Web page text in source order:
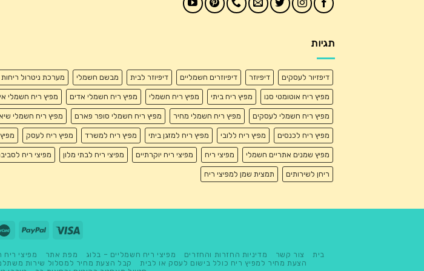
תגיות
דיפזיור לעסקים דיפיוזר דיפיוזרים חשמליים דיפיוזר לבית מבשם חשמלי מערכת ניטרול
מפיץ ריח אוטומטי סנו מפיץ ריח ביתי מפיץ ריח חשמלי מפיץ ריח חשמלי אדים מפיץ ריח חשמלי
מפיץ ריח חשמלי לעסקים מפיץ ריח חשמלי מחיר מפיץ ריח חשמלי סופר פארם מפיץ ריח חשמלי
מפיץ ריח לכנסים מפיץ ריח ללובי מפיץ ריח למזגן ביתי מפיץ ריח למשרד מפיץ ריח לעסק
מפיץ שמנים אתריים חשמלי מפיצי ריח מפיצי ריח יוקרתיים מפיצי ריח לבתי מלון מפיצי ריח
ריחן לשירותים תמצית שמן למפיצי ריח
בית צור קשר מדיניות החזרות והחזרים מפיצי ריח חשמליים – בלוג מפת אתר מפיצי ריח
הצעת מחיר למפיץ ריח כולל בישום לעסק או לבית
קבל הצעת מחיר למסלול שירות משתלם